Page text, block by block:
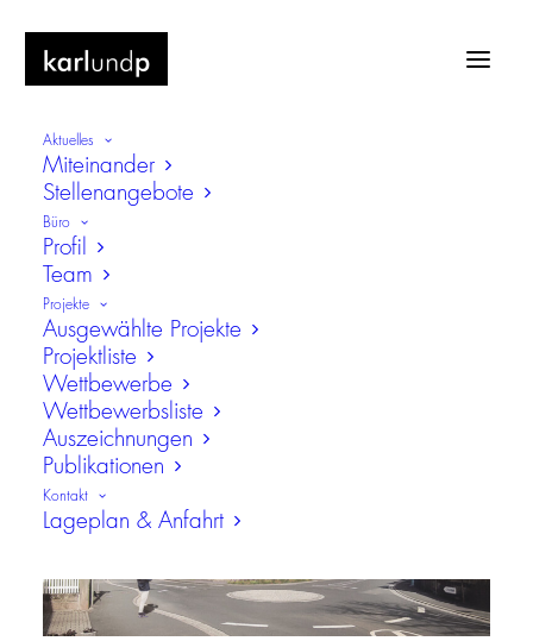
Aktuelles
Miteinander
Stellenangebote
Büro
Profil
Team
Projekte
Ausgewählte Projekte
Projektliste
Wettbewerbe
Wettbewerbsliste
Auszeichnungen
Publikationen
Kontakt
Lageplan & Anfahrt
Spatenstich Neubau
Landesbaudirektion Bayern in Ebern